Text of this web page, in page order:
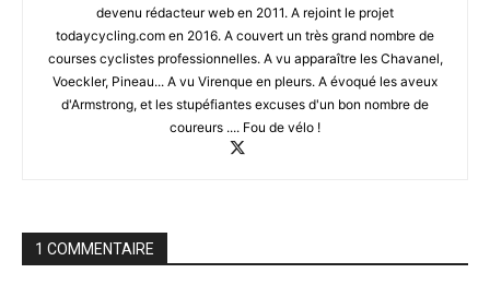
devenu rédacteur web en 2011. A rejoint le projet
todaycycling.com en 2016. A couvert un très grand nombre de
courses cyclistes professionnelles. A vu apparaître les Chavanel,
Voeckler, Pineau... A vu Virenque en pleurs. A évoqué les aveux
d'Armstrong, et les stupéfiantes excuses d'un bon nombre de
coureurs .... Fou de vélo !
1 COMMENTAIRE